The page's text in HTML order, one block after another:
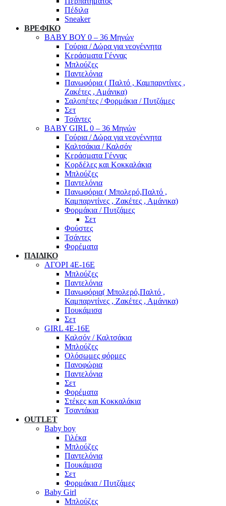
Πέδιλα
Sneaker
ΒΡΕΦΙΚΟ
ΒΑΒΥ ΒΟΥ 0 – 36 Μηνών
Γούρια / Δώρα για νεογέννητα
Κεράσματα Γέννας
Μπλούζες
Παντελόνια
Πανωφόρια ( Παλτό , Καμπαρντίνες ,
Ζακέτες , Αμάνικα)
Σαλοπέτες / Φορμάκια / Πυτζάμες
Σετ
Τσάντες
BABY GIRL 0 – 36 Μηνών
Γούρια / Δώρα για νεογέννητα
Καλτσάκια / Καλσόν
Κεράσματα Γέννας
Κορδέλες και Κοκκαλάκια
Μπλούζες
Παντελόνια
Πανωφόρια ( Μπολερό,Παλτό ,
Καμπαρντίνες , Ζακέτες , Αμάνικα)
Φορμάκια / Πυτζάμες
Σετ
Φούστες
Τσάντες
Φορέματα
ΠΑΙΔΙΚΟ
ΑΓΟΡΙ 4Ε-16Ε
Μπλούζες
Παντελόνια
Πανωφόρια( Μπολερό,Παλτό ,
Καμπαρντίνες , Ζακέτες , Αμάνικα)
Πουκάμισα
Σετ
GIRL 4Ε-16Ε
Καλσόν / Καλτσάκια
Μπλούζες
Ολόσωμες φόρμες
Πανοφώρια
Παντελόνια
Σετ
Φορέματα
Στέκες και Κοκκαλάκια
Τσαντάκια
OUTLET
Baby boy
Γιλέκα
Μπλούζες
Παντελόνια
Πουκάμισα
Σετ
Φορμάκια / Πυτζάμες
Baby Girl
Μπλούζες